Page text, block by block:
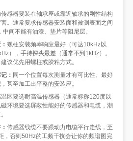
感器要装在轴承座或靠近轴承的刚性结构
。通常要求传感器安装面和被测表面之间
间不能有油漆、垫片等阻尼层。
螺柱安装频率响应最好（可达10kHz以
），手持探头最差（通常不到1kHz）。
议优先用螺柱或胶粘方式。
： 同一个位置每次测量才有可比性。最好
甚至加工出平整的安装座。
区要选耐高温传感器（通常标称120度以
环境要选屏蔽性能好的传感器和电缆，潮
传感器线缆不要跟动力电缆平行走线，至
，否则50Hz的工频干扰会让你的频谱图完